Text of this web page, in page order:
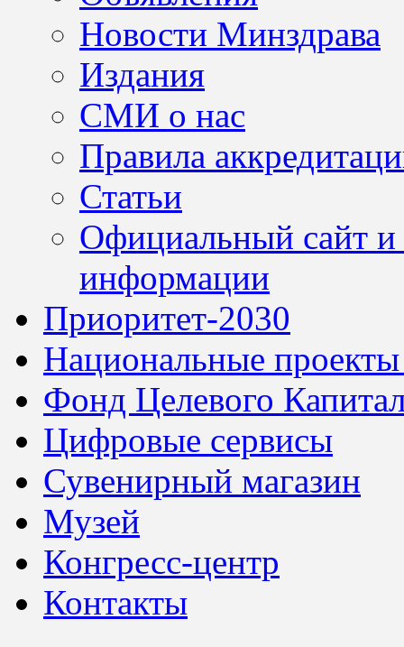
Новости Минздрава
Издания
СМИ о нас
Правила
Статьи
Официальный сайт
информации
Приоритет-2030
Национальные
Фонд Целевого
Цифровые сервисы
Сувенирный магазин
Музей
Конгресс-центр
Контакты